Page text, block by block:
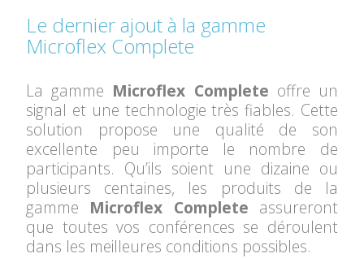
Le dernier ajout à la gamme
Microflex Complete
La gamme Microflex Complete offre un
signal et une technologie très fiables. Cette
solution propose une qualité de son
excellente peu importe le nombre de
participants. Qu’ils soient une dizaine ou
plusieurs centaines, les produits de la
gamme Microflex Complete assureront
que toutes vos conférences se déroulent
dans les meilleures conditions possibles.